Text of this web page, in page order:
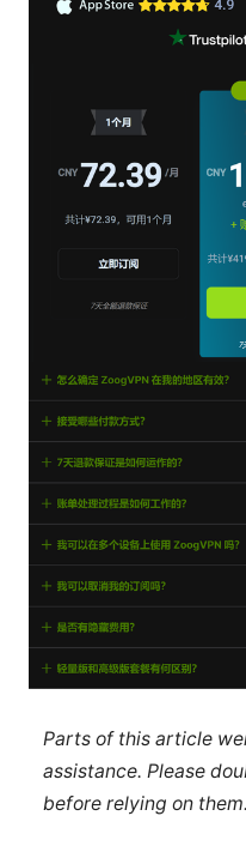
Parts of this article
assistance. Please
before relying on them.